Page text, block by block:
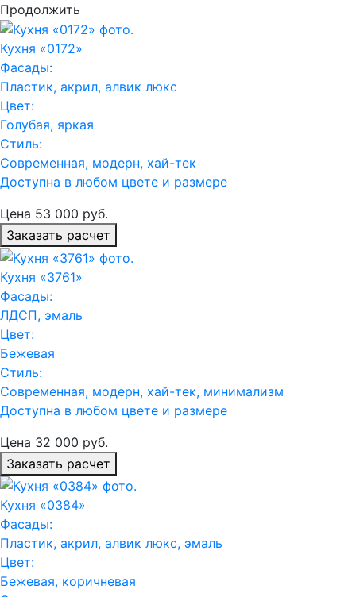
Продолжить
Кухня «0172»
Фасады:
Пластик, акрил, алвик люкс
Цвет:
Голубая, яркая
Стиль:
Современная, модерн, хай-тек
Доступна в любом цвете и размере
Цена 53 000 руб.
Заказать расчет
Кухня «3761»
Фасады:
ЛДСП, эмаль
Цвет:
Бежевая
Стиль:
Современная, модерн, хай-тек, минимализм
Доступна в любом цвете и размере
Цена 32 000 руб.
Заказать расчет
Кухня «0384»
Фасады:
Пластик, акрил, алвик люкс, эмаль
Цвет:
Бежевая, коричневая